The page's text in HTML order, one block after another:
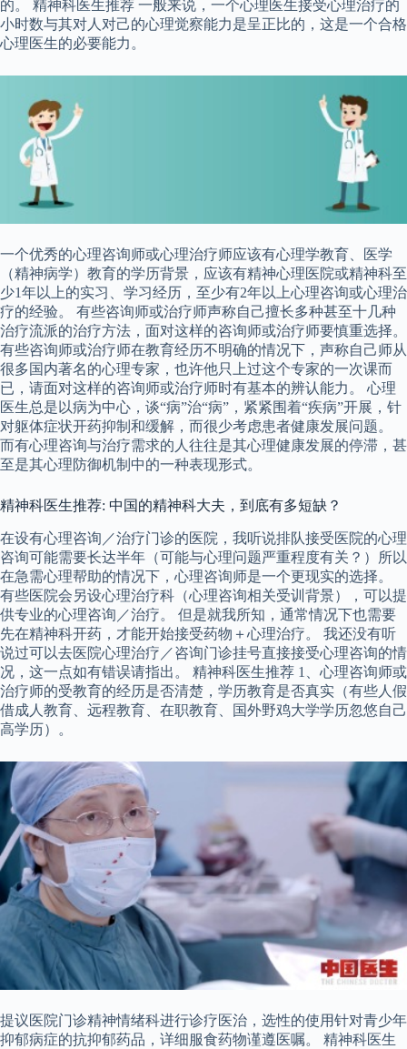
的。 精神科医生推荐 一般来说，一个心理医生接受心理治疗的
小时数与其对人对己的心理觉察能力是呈正比的，这是一个合格
心理医生的必要能力。
一个优秀的心理咨询师或心理治疗师应该有心理学教育、医学
（精神病学）教育的学历背景，应该有精神心理医院或精神科至
少1年以上的实习、学习经历，至少有2年以上心理咨询或心理治
疗的经验。 有些咨询师或治疗师声称自己擅长多种甚至十几种
治疗流派的治疗方法，面对这样的咨询师或治疗师要慎重选择。
有些咨询师或治疗师在教育经历不明确的情况下，声称自己师从
很多国内著名的心理专家，也许他只上过这个专家的一次课而
已，请面对这样的咨询师或治疗师时有基本的辨认能力。 心理
医生总是以病为中心，谈“病”治“病”，紧紧围着“疾病”开展，针
对躯体症状开药抑制和缓解，而很少考虑患者健康发展问题。
而有心理咨询与治疗需求的人往往是其心理健康发展的停滞，甚
至是其心理防御机制中的一种表现形式。
精神科医生推荐: 中国的精神科大夫，到底有多短缺？
在设有心理咨询／治疗门诊的医院，我听说排队接受医院的心理
咨询可能需要长达半年（可能与心理问题严重程度有关？）所以
在急需心理帮助的情况下，心理咨询师是一个更现实的选择。
有些医院会另设心理治疗科（心理咨询相关受训背景），可以提
供专业的心理咨询／治疗。 但是就我所知，通常情况下也需要
先在精神科开药，才能开始接受药物＋心理治疗。 我还没有听
说过可以去医院心理治疗／咨询门诊挂号直接接受心理咨询的情
况，这一点如有错误请指出。 精神科医生推荐 1、心理咨询师或
治疗师的受教育的经历是否清楚，学历教育是否真实（有些人假
借成人教育、远程教育、在职教育、国外野鸡大学学历忽悠自己
高学历）。
提议医院门诊精神情绪科进行诊疗医治，选性的使用针对青少年
抑郁病症的抗抑郁药品，详细服食药物谨遵医嘱。 精神科医生